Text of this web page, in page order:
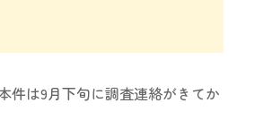
件は9月下旬に調査連絡がきてか